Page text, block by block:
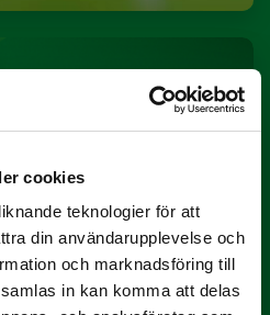
cookies
teknologier för att
din användarupplevelse och
och marknadsföring till
in kan komma att delas
Spelare i juni